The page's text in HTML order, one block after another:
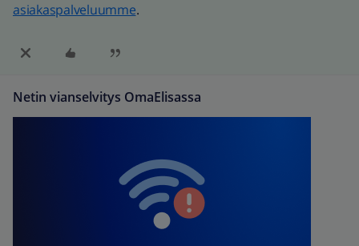
asiakaspalveluumme.
Netin vianselvitys OmaElisassa